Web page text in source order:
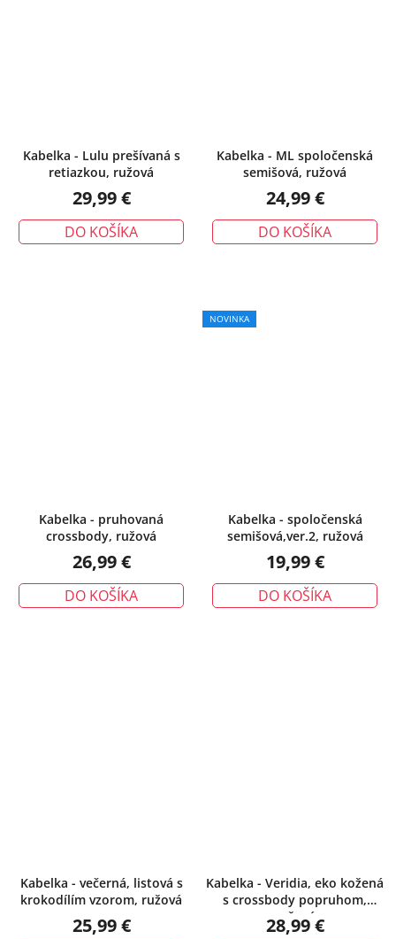
Kabelka - Lulu prešívaná s
retiazkou, ružová
29,99 €
DO KOŠÍKA
Kabelka - ML spoločenská
semišová, ružová
24,99 €
DO KOŠÍKA
Kabelka - pruhovaná
crossbody, ružová
26,99 €
DO KOŠÍKA
NOVINKA
Kabelka - spoločenská
semišová,ver.2, ružová
19,99 €
DO KOŠÍKA
Kabelka - večerná, listová s
krokodílím vzorom, ružová
25,99 €
Kabelka - Veridia, eko kožená
s crossbody popruhom,
ružová
28,99 €